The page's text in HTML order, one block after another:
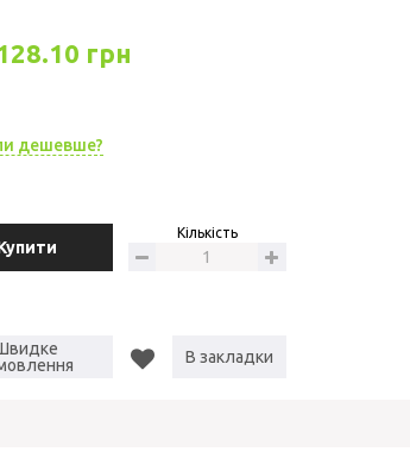
грн
дешевше?
Кількість
В закладки